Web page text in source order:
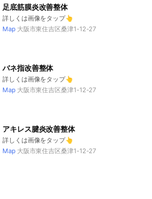
足底筋膜炎改善整体
詳しくは画像をタップ👆
Map 大阪市東住吉区桑津1-12-27
バネ指改善整体
詳しくは画像をタップ👆
Map 大阪市東住吉区桑津1-12-27
アキレス腱炎改善整体
詳しくは画像をタップ👆
Map 大阪市東住吉区桑津1-12-27